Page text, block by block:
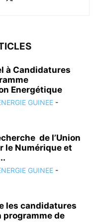
à Candidatures
Energétique
GUINEE -
de l’Union
le Numérique et
GUINEE -
les candidatures
programme de